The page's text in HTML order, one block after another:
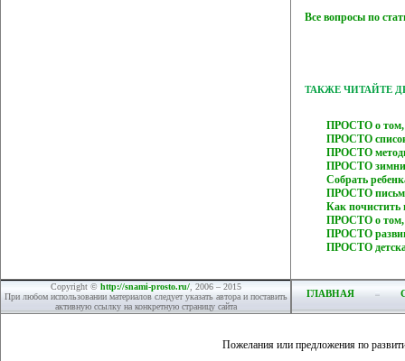
Все вопросы по
ТАКЖЕ ЧИТАЙТЕ
ПРОСТО о том,
ПРОСТО
ПРОСТО
ПРОСТО
Собрать
ПРОСТО
Как
ПРОСТО о том,
ПРОСТО
ПРОСТО
Copyright © http://snami-prosto.ru/, 2006 – 2015
При любом использовании материалов следует указать автора и поставить
активную ссылку на конкретную страницу сайта
ГЛАВНАЯ
Пожелания или предложения по